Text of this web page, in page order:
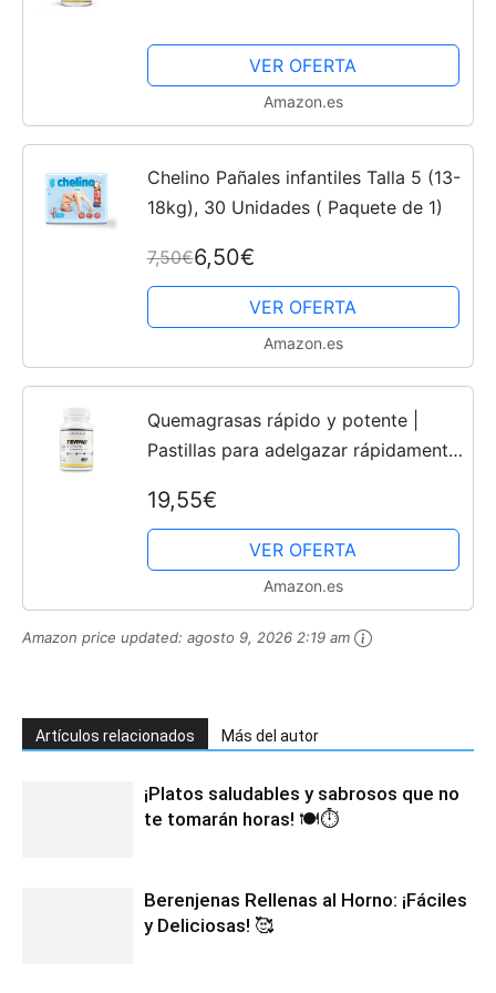
Garcinia Cambogia, L-Carnitina,
Colina Bitartrato y...
VER OFERTA
Amazon.es
Chelino Pañales infantiles Talla 5 (13-
18kg), 30 Unidades ( Paquete de 1)
7,50€6,50€
VER OFERTA
Amazon.es
Quemagrasas rápido y potente |
Pastillas para adelgazar rápidamente
Glucomanano y CLA | Termogénico |
Supresor del apetito...
19,55€
VER OFERTA
Amazon.es
Amazon price updated: agosto 9, 2026 2:19 am
Artículos relacionados Más del autor
¡Platos saludables y sabrosos que no
te tomarán horas! 🍽️⏱️
Berenjenas Rellenas al Horno: ¡Fáciles
y Deliciosas! 🥰